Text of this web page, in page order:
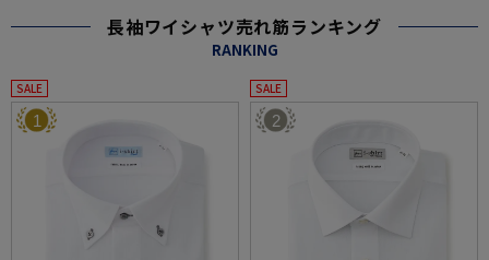
長袖ワイシャツ売れ筋ランキング
RANKING
SALE
1
SALE
2